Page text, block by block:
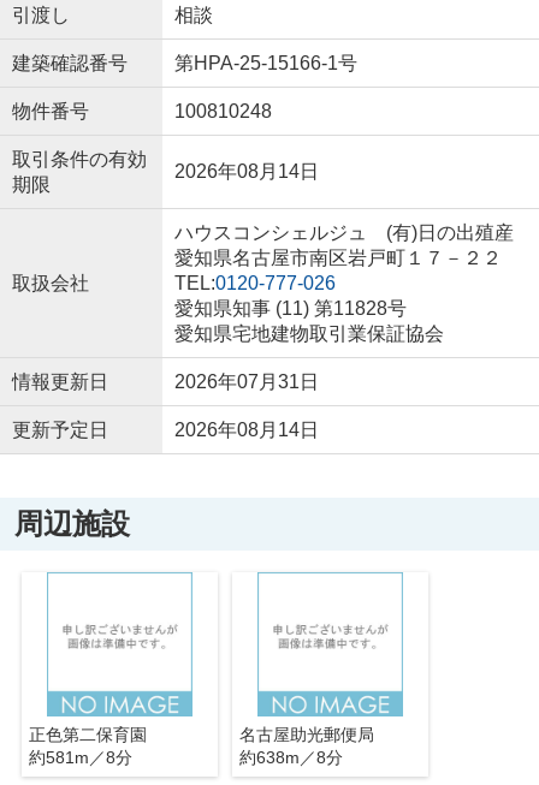
引渡し 相談
建築確認番号 第HPA-25-15166-1号
物件番号 100810248
取引条件の有効
期限
2026年08月14日
取扱会社
ハウスコンシェルジュ (有)日の出殖産
愛知県名古屋市南区岩戸町１７－２２
TEL:0120-777-026
愛知県知事 (11) 第11828号
愛知県宅地建物取引業保証協会
情報更新日 2026年07月31日
更新予定日 2026年08月14日
周辺施設
正色第二保育園
約581m／8分
名古屋助光郵便局
約638m／8分